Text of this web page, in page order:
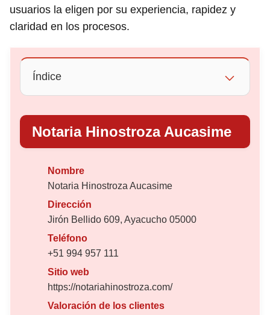
usuarios la eligen por su experiencia, rapidez y
claridad en los procesos.
Índice
Notaria Hinostroza Aucasime
Nombre
Notaria Hinostroza Aucasime
Dirección
Jirón Bellido 609, Ayacucho 05000
Teléfono
+51 994 957 111
Sitio web
https://notariahinostroza.com/
Valoración de los clientes